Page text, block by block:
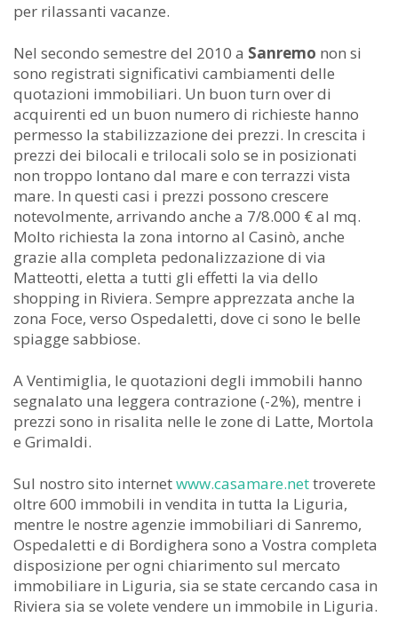
per rilassanti vacanze.
Nel secondo semestre del 2010 a Sanremo non si
sono registrati significativi cambiamenti delle
quotazioni immobiliari. Un buon turn over di
acquirenti ed un buon numero di richieste hanno
permesso la stabilizzazione dei prezzi. In crescita i
prezzi dei bilocali e trilocali solo se in posizionati
non troppo lontano dal mare e con terrazzi vista
mare. In questi casi i prezzi possono crescere
notevolmente, arrivando anche a 7/8.000 € al mq.
Molto richiesta la zona intorno al Casinò, anche
grazie alla completa pedonalizzazione di via
Matteotti, eletta a tutti gli effetti la via dello
shopping in Riviera. Sempre apprezzata anche la
zona Foce, verso Ospedaletti, dove ci sono le belle
spiagge sabbiose.
A Ventimiglia, le quotazioni degli immobili hanno
segnalato una leggera contrazione (-2%), mentre i
prezzi sono in risalita nelle le zone di Latte, Mortola
e Grimaldi.
Sul nostro sito internetwww.casamare.nettroverete
oltre 600 immobili in vendita in tutta la Liguria,
mentre le nostre agenzie immobiliari di Sanremo,
Ospedaletti e di Bordighera sono a Vostra completa
disposizione per ogni chiarimento sul mercato
immobiliare in Liguria, sia se state cercando casa in
Riviera sia se volete vendere un immobile in Liguria.